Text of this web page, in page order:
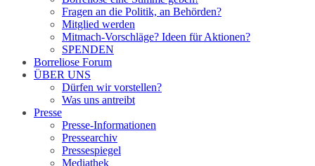
Fragen an die Politik, an Behörden?
Mitglied werden
Mitmach-Vorschläge? Ideen für Aktionen?
SPENDEN
Borreliose Forum
ÜBER UNS
Dürfen wir vorstellen?
Was uns antreibt
Presse
Presse-Informationen
Pressearchiv
Pressespiegel
Mediathek